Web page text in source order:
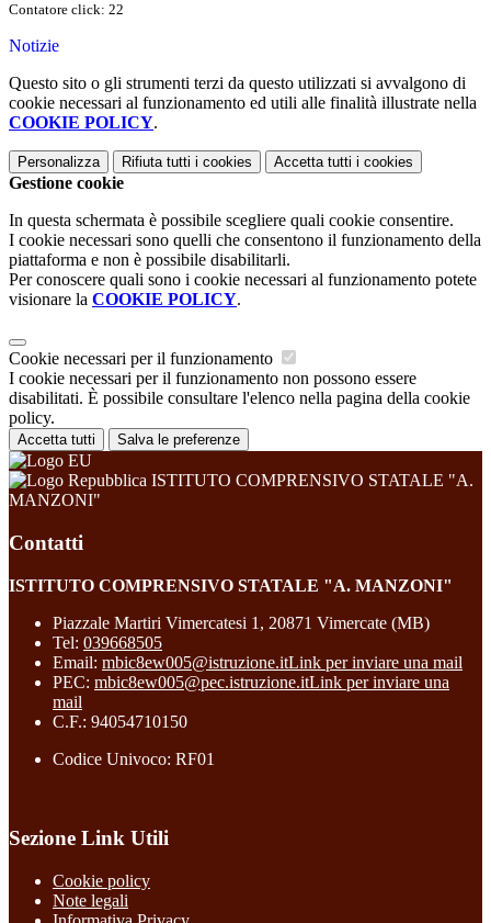
Contatore click: 22
Notizie
Questo sito o gli strumenti terzi da questo utilizzati si avvalgono di
cookie necessari al funzionamento ed utili alle finalità illustrate nella
COOKIE POLICY.
Personalizza Rifiuta tutti i cookies Accetta tutti i cookies
Gestione cookie
In questa schermata è possibile scegliere quali cookie consentire.
I cookie necessari sono quelli che consentono il funzionamento della
piattaforma e non è possibile disabilitarli.
Per conoscere quali sono i cookie necessari al funzionamento potete
visionare la COOKIE POLICY.
Cookie necessari per il funzionamento
I cookie necessari per il funzionamento non possono essere
disabilitati. È possibile consultare l'elenco nella pagina della cookie
policy.
Accetta tutti Salva le preferenze
ISTITUTO COMPRENSIVO STATALE "A.
MANZONI"
Contatti
ISTITUTO COMPRENSIVO STATALE "A. MANZONI"
Piazzale Martiri Vimercatesi 1, 20871 Vimercate (MB)
Tel: 039668505
Email: mbic8ew005@istruzione.itLink per inviare una mail
PEC: mbic8ew005@pec.istruzione.itLink per inviare una
mail
C.F.: 94054710150
Codice Univoco: RF01
Sezione Link Utili
Cookie policy
Note legali